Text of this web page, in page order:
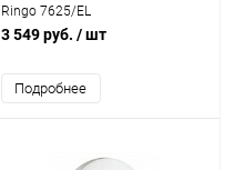
Ringo 7625/EL
3 549 руб. / шт
Подробнее